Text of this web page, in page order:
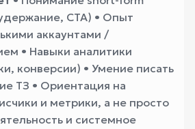
CTA) • Опыт
аккаунтами /
• Навыки аналитики
конверсии) • Умение писать
ТЗ • Ориентация на
и метрики, а не просто
и системное